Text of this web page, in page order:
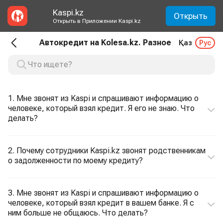
Kaspi.kz
Открыть в Приложении Kaspi.kz Открыть
Автокредит на Kolesa.kz. Разное Қаз Рус
1. Мне звонят из Kaspi и спрашивают информацию о
человеке, который взял кредит. Я его не знаю. Что
делать?
2. Почему сотрудники Kaspi.kz звонят родственникам
о задолженности по моему кредиту?
3. Мне звонят из Kaspi и спрашивают информацию о
человеке, который взял кредит в вашем банке. Я с
ним больше не общаюсь. Что делать?